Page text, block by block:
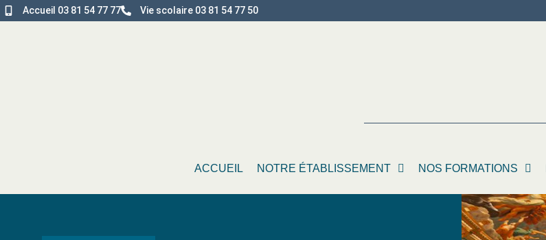
Accueil 03 81 54 77 77 Vie scolaire 03 81 54 77 50
ACCUEIL NOTRE ÉTABLISSEMENT NOS FORMATIONS